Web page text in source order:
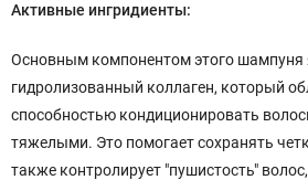
Активные ингридиенты:
Основным компонентом этого шампуня
гидролизованный коллаген, который
способностью кондиционировать
тяжелыми. Это помогает сохранять
также контролирует "пушистость"